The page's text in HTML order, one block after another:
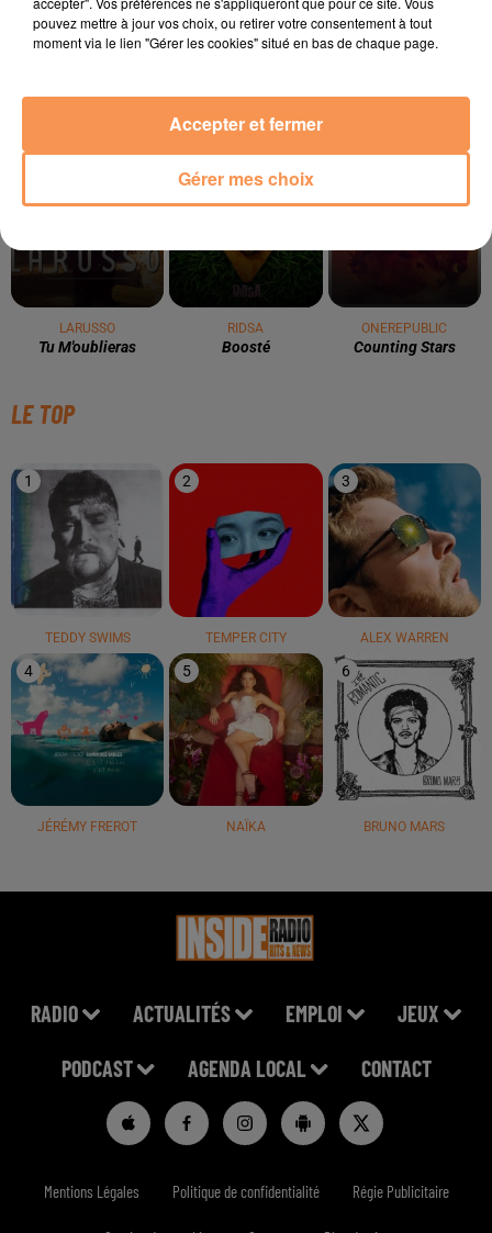
TITRES DIFFUSÉS
LARUSSO
Tu M'oublieras
16h33
16h33
RIDSA
Boosté
ONEREPUBLIC
Counting Stars
LE TOP
1
TEDDY SWIMS
2
TEMPER CITY
3
ALEX WARREN
4
JÉRÉMY FREROT
5
NAÏKA
6
BRUNO MARS
RADIO ACTUALITÉS EMPLOI JEUX
PODCAST AGENDA LOCAL CONTACT
Mentions Légales Politique de confidentialité Régie Publicitaire
pouvez mettre à jour vos choix, ou retirer votre consentement à tout
moment via le lien "Gérer les cookies" situé en bas de chaque page.
Gérer mes choix
Accepter et fermer